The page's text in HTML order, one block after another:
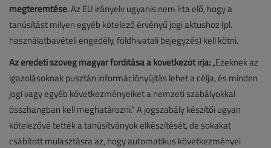
megteremtése.Az EU irányelv ugyanis nem írta elő, hogy a
tanúsítást milyen egyéb kötelező érvényű jogi aktushoz (pl.
használatbavételi engedély, földhivatali bejegyzés) kell kötni.
Az eredeti szöveg magyar fordítása a következőt írja:„Ezeknek az
igazolásoknak pusztán információnyújtás lehet a célja, és minden
jogi vagy egyéb következményeiket a nemzeti szabályokkal
összhangban kell meghatározni.” A jogszabály készítői ugyan
kötelezővé tették a tanúsítványok elkészítését, de sokakat
csábított mulasztásra az, hogy automatikus következményei